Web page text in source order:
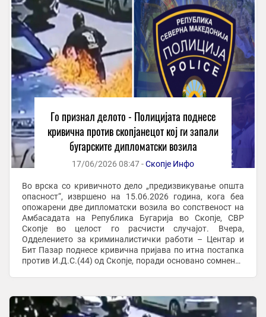
Го признал делото - Полицијата поднесе
кривична против скопјанецот кој ги запали
бугарските дипломатски возила
17/06/2026 08:47 -Скопје Инфо
Во врска со кривичното дело „предизвикување општа
опасност“, извршено на 15.06.2026 година, кога беа
опожарени две дипломатски возила во сопственост на
Амбасадата на Република Бугарија во Скопје, СВР
Скопје во целост го расчисти случајот. Вчера,
Одделението за криминалистички работи – Центар и
Бит Пазар поднесе кривична пријава по итна постапка
против И.Д.С.(44) од Скопје, поради основано сомнение